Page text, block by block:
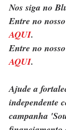
Nos siga no
Entre no
AQUI.
Entre no
AQUI.
Ajude a
independente
campanha